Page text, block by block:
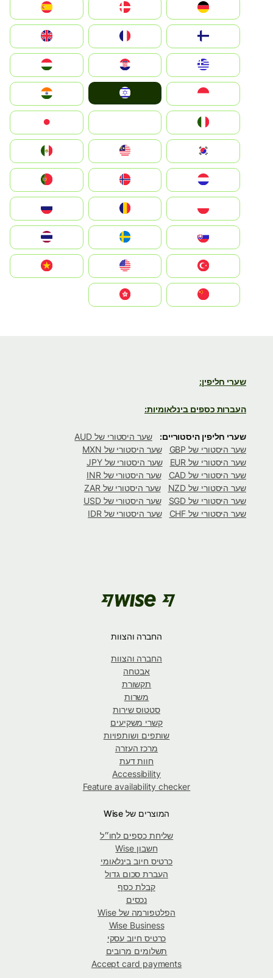
Deutschland
Denmark
United Kingdom
Hrvatska
Magyarország
Indonesia
South Korea
Nederland
Portugal
România
Slovensko
United States
Vietnam
שערי חליפין:
העברות כספים בינלאומיות:
שערי חליפין היסטוריים:
שער היסטורי של AUD
שער היסטורי של GBP
שער היסטורי של MXN
שער היסטורי של EUR
שער היסטורי של JPY
שער היסטורי של CAD
שער היסטורי של INR
שער היסטורי של NZD
שער היסטורי של ZAR
שער היסטורי של SGD
שער היסטורי של USD
שער היסטורי של CHF
שער היסטורי של IDR
החברה והצוות
החברה והצוות
אבטחה
תקשורת
משרות
סטטוס שירות
קשרי משקיעים
שותפים ושותפויות
מרכז העזרה
חוות דעת
Accessibility
Feature availability checker
המוצרים של Wise
שליחת כספים לחו״ל
חשבון Wise
כרטיס חיוב בינלאומי
העברת סכום גדול
קבלת כסף
נכסים
הפלטפורמה של Wise
Wise Business
כרטיס חיוב עסקי
תשלומים מרובים
Accept card payments